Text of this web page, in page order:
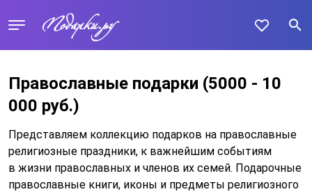
Православные подарки (5000 - 10
000 руб.)
Представляем коллекцию подарков на православные
религиозные праздники, к важнейшим событиям
в жизни православных и членов их семей. Подарочные
православные книги, иконы и предметы религиозного